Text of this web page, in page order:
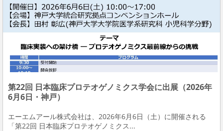
第22回 日本臨床プロテオゲノミクス学会に出展（2026年
6月6日・神戸）
エーエムアール株式会社は、2026年6月6日（土）に開催される
「第22回 日本臨床プロテオゲノミクス...